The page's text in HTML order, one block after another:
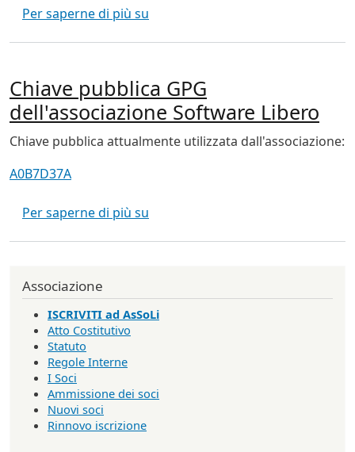
Per saperne di più su
Chiave pubblica GPG
dell'associazione Software Libero
Chiave pubblica attualmente utilizzata dall'associazione:
A0B7D37A
Per saperne di più su
Associazione
ISCRIVITI ad AsSoLi
Atto Costitutivo
Statuto
Regole Interne
I Soci
Ammissione dei soci
Nuovi soci
Rinnovo iscrizione